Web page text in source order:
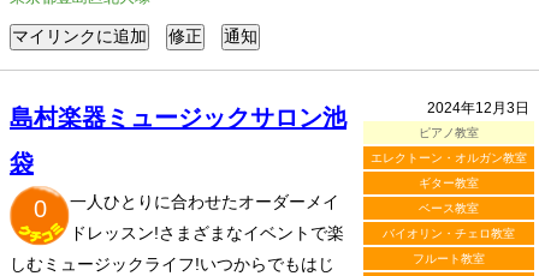
2024年12月3日
ピアノ教室
エレクトーン・オルガン教室
ギター教室
ベース教室
バイオリン・チェロ教室
フルート教室
島村楽器ミュージックサロン池
袋
0
一人ひとりに合わせたオーダーメイ
ドレッスン!さまざまなイベントで楽
しむミュージックライフ!いつからでもはじ